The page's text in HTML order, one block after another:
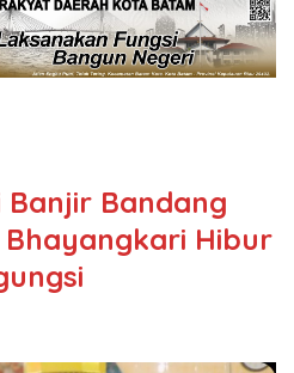
Banjir Bandang
Hibur